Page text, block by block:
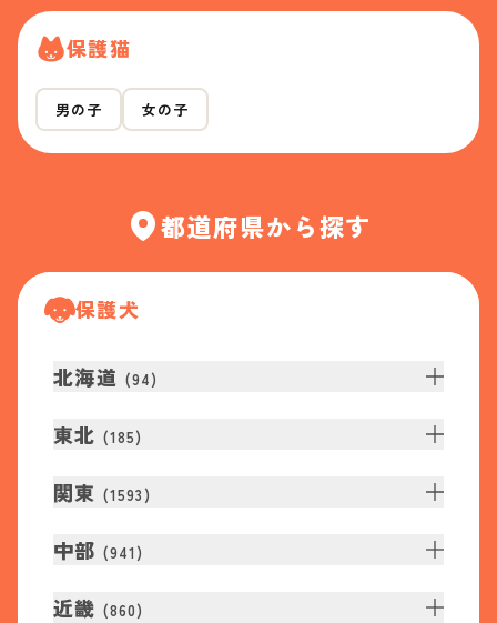
保護猫
男の子 女の子
都道府県から探す
保護犬
北海道 (94)
東北 (185)
関東 (1593 )
中部 (941 )
近畿 (860)